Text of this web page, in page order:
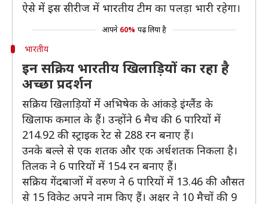
ऐसे में इस सीरीज में भारतीय टीम का पलड़ा भारी रहेगा।
आपने 60% पढ़ लिया है
भारतीय
इन सक्रिय भारतीय खिलाड़ियों का रहा है
अच्छा प्रदर्शन
सक्रिय खिलाड़ियों में अभिषेक के आंकड़े इंग्लैंड के
खिलाफ कमाल के हैं। उन्होंने 6 मैच की 6 पारियों में
214.92 की स्ट्राइक रेट से 288 रन बनाए हैं।
उनके बल्ले से एक शतक और एक अर्धशतक निकला है।
तिलक ने 6 पारियों में 154 रन बनाए हैं।
सक्रिय गेंदबाजों में वरुण ने 6 पारियों में 13.46 की औसत
से 15 विकेट अपने नाम किए हैं। अक्षर ने 10 मैचों की 9